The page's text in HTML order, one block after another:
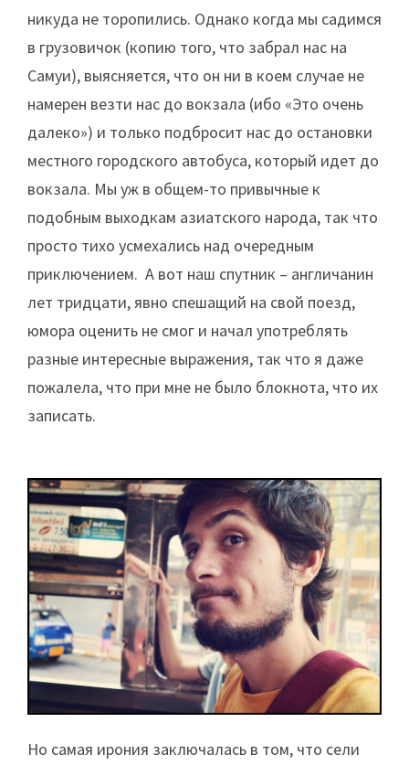
никуда не торопились. Однако когда мы садимся
в грузовичок (копию того, что забрал нас на
Самуи), выясняется, что он ни в коем случае не
намерен везти нас до вокзала (ибо «Это очень
далеко») и только подбросит нас до остановки
местного городского автобуса, который идет до
вокзала. Мы уж в общем-то привычные к
подобным выходкам азиатского народа, так что
просто тихо усмехались над очередным
приключением. А вот наш спутник – англичанин
лет тридцати, явно спешащий на свой поезд,
юмора оценить не смог и начал употреблять
разные интересные выражения, так что я даже
пожалела, что при мне не было блокнота, что их
записать.
Но самая ирония заключалась в том, что сели